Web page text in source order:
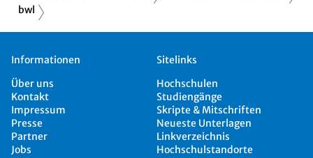
bwl
Informationen
Über uns
Kontakt
Impressum
Presse
Partner
Jobs
Sitelinks
Hochschulen
Studiengänge
Skripte & Mitschriften
Neueste Unterlagen
Linkverzeichnis
Hochschulstandorte